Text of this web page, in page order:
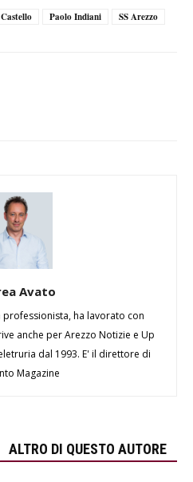
Paolo Indiani SS Arezzo
Avato
ha lavorato con
anche per Arezzo Notizie e Up
dal 1993. E' il direttore di
Magazine
ALTRO DI QUESTO AUTORE